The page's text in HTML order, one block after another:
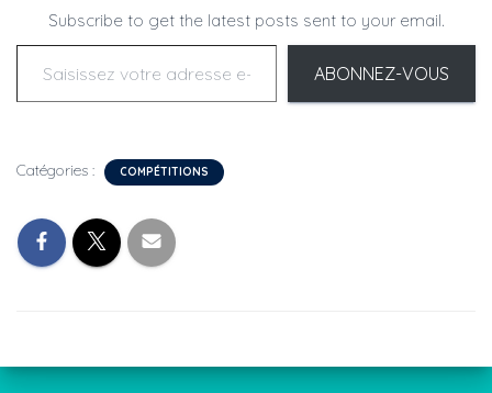
Subscribe to get the latest posts sent to your email.
Saisissez votre adresse e-mail…
ABONNEZ-VOUS
Catégories : COMPÉTITIONS